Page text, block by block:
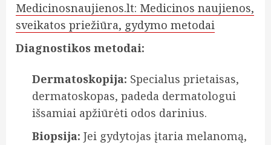
Medicinosnaujienos.lt: Medicinos naujienos,
sveikatos priežiūra, gydymo metodai
Diagnostikos metodai:
Dermatoskopija: Specialus prietaisas,
dermatoskopas, padeda dermatologui
išsamiai apžiūrėti odos darinius.
Biopsija: Jei gydytojas įtaria melanomą,